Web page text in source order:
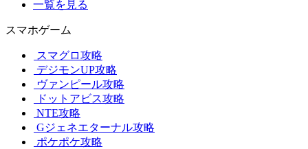
一覧を見る
スマホゲーム
スマグロ攻略
デジモンUP攻略
ヴァンピール攻略
ドットアビス攻略
NTE攻略
Gジェネエターナル攻略
ポケポケ攻略